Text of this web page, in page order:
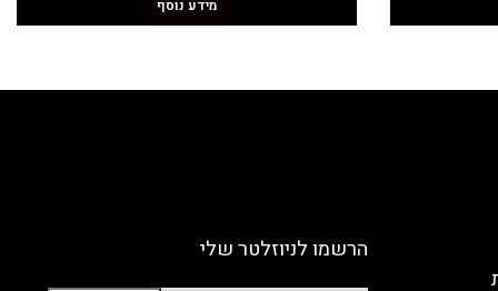
מידע נוסף
הרשמו לניוזלטר שלי